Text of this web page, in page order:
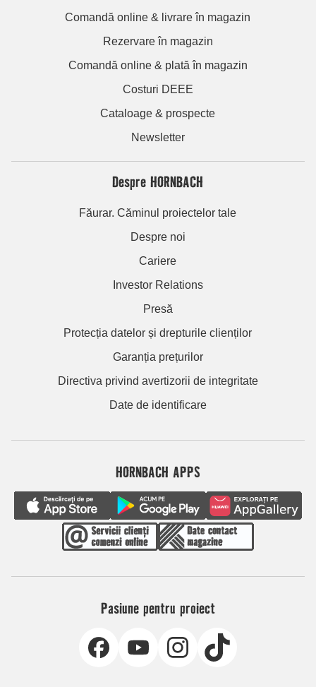
Comandă online & livrare în magazin
Rezervare în magazin
Comandă online & plată în magazin
Costuri DEEE
Cataloage & prospecte
Newsletter
Despre HORNBACH
Făurar. Căminul proiectelor tale
Despre noi
Cariere
Investor Relations
Presă
Protecția datelor și drepturile clienților
Garanția prețurilor
Directiva privind avertizorii de integritate
Date de identificare
HORNBACH APPS
Pasiune pentru proiect